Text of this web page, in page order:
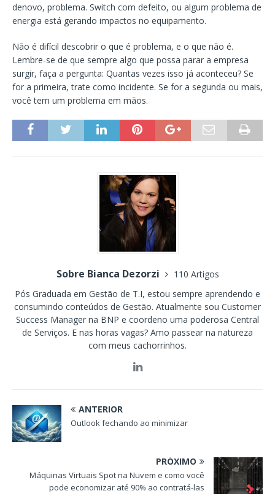
denovo, problema. Switch com defeito, ou algum problema de
energia está gerando impactos no equipamento.
Não é difícil descobrir o que é problema, e o que não é.
Lembre-se de que sempre algo que possa parar a empresa
surgir, faça a pergunta: Quantas vezes isso já aconteceu? Se
for a primeira, trate como incidente. Se for a segunda ou mais,
você tem um problema em mãos.
Sobre Bianca Dezorzi
110 Artigos
Pós Graduada em Gestão de T.I, estou sempre aprendendo e
consumindo conteúdos de Gestão. Atualmente sou Customer
Success Manager na BNP e coordeno uma poderosa Central
de Serviços. E nas horas vagas? Amo passear na natureza
com meus cachorrinhos.
ANTERIOR
Outlook fechando ao minimizar
PRÓXIMO
Máquinas Virtuais Spot na Nuvem e como você
pode economizar até 90% ao contratá-las